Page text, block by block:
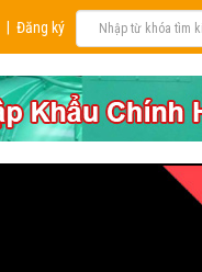
Đăng ký